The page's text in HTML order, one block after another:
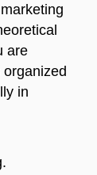
are
in